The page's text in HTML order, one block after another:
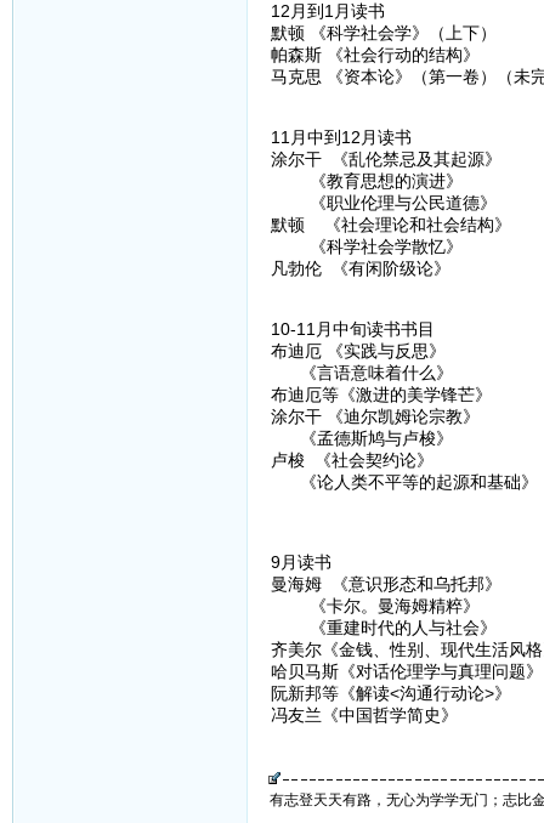
12月到1月读书
默顿 《科学社会学》（上下）
帕森斯 《社会行动的结构》
马克思 《资本论》（第一卷）（未
11月中到12月读书
涂尔干 《乱伦禁忌及其起源》
《教育思想的演进》
《职业伦理与公民道德》
默顿 《社会理论和社会结构》
《科学社会学散忆》
凡勃伦 《有闲阶级论》
10-11月中旬读书书目
布迪厄 《实践与反思》
《言语意味着什么》
布迪厄等《激进的美学锋芒》
涂尔干 《迪尔凯姆论宗教》
《孟德斯鸠与卢梭》
卢梭 《社会契约论》
《论人类不平等的起源和基础》
9月读书
曼海姆 《意识形态和乌托邦》
《卡尔。曼海姆精粹》
《重建时代的人与社会》
齐美尔《金钱、性别、现代生活风
哈贝马斯《对话伦理学与真理问题》
阮新邦等《解读<沟通行动论>》
冯友兰《中国哲学简史》
有志登天天有路，无心为学学无门；志比